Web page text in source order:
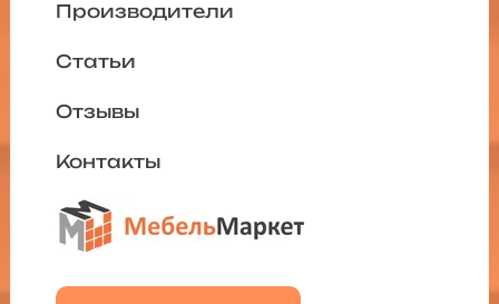
Производители
Статьи
Отзывы
Контакты